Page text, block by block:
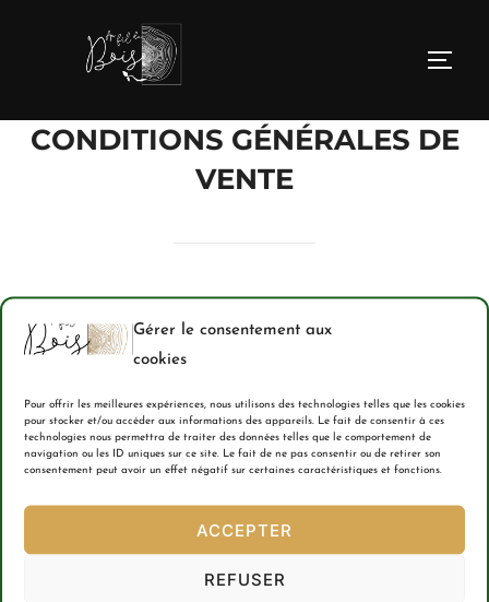
Gérer le consentement aux
cookies
Pour offrir les meilleures expériences, nous utilisons des technologies telles que les cookies
pour stocker et/ou accéder aux informations des appareils. Le fait de consentir à ces
technologies nous permettra de traiter des données telles que le comportement de
navigation ou les ID uniques sur ce site. Le fait de ne pas consentir ou de retirer son
consentement peut avoir un effet négatif sur certaines caractéristiques et fonctions.
ACCEPTER
REFUSER
CONDITIONS GÉNÉRALES DE
VENTE
En cours de rédaction…
une question ?
Copyright © 2023 Au fil du Bois
Suivez-nous !